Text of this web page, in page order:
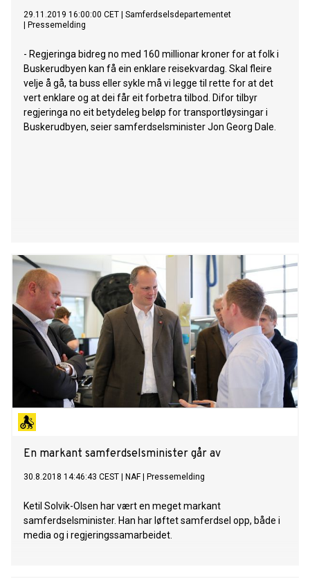
29.11.2019 16:00:00 CET
Samferdselsdepartementet
Pressemelding
- Regjeringa bidreg no med 160 millionar kroner for at folk i
Buskerudbyen kan få ein enklare reisekvardag. Skal fleire
velje å gå, ta buss eller sykle må vi legge til rette for at det
vert enklare og at dei får eit forbetra tilbod. Difor tilbyr
regjeringa no eit betydeleg beløp for transportløysingar i
Buskerudbyen, seier samferdselsminister Jon Georg Dale.
En markant samferdselsminister går av
30.8.2018 14:46:43 CEST NAF| Pressemelding
Ketil Solvik-Olsen har vært en meget markant
samferdselsminister. Han har løftet samferdsel opp, både i
media og i regjeringssamarbeidet.